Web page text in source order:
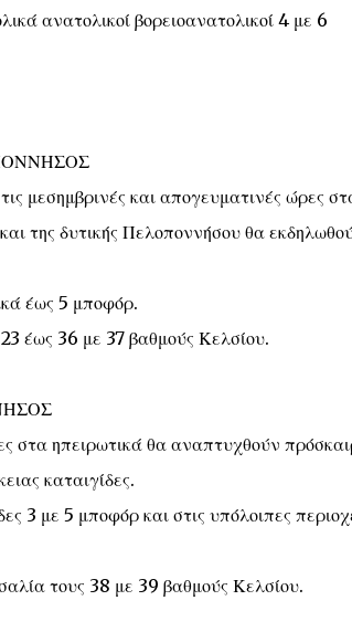
ανατολικοί βορειοανατολικοί 4 με 6
μεσημβρινές και απογευματινές ώρες
της δυτικής Πελοποννήσου θα
έως 5 μποφόρ.
έως 36 με 37 βαθμούς Κελσίου.
στα ηπειρωτικά θα αναπτυχθούν
καταιγίδες.
3 με 5 μποφόρ και στις υπόλοιπες
τους 38 με 39 βαθμούς Κελσίου.